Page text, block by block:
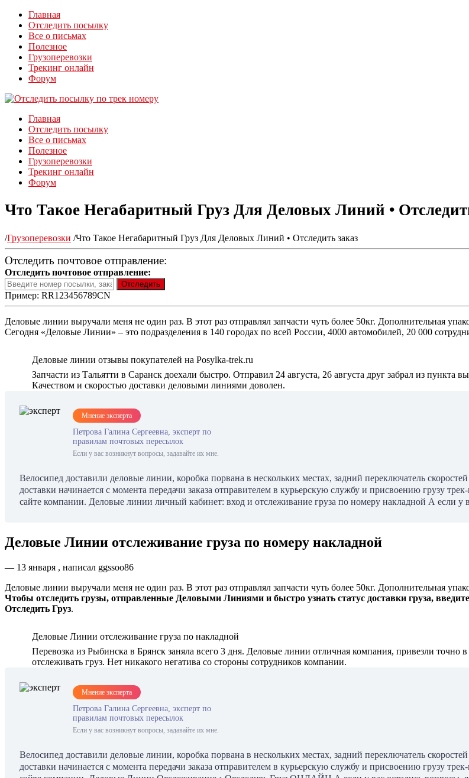
Главная
Отследить посылку
Все о письмах
Полезное
Грузоперевозки
Трекинг онлайн
Форум
Главная
Отследить посылку
Все о письмах
Полезное
Грузоперевозки
Трекинг онлайн
Форум
Что Такое Негабаритный Груз Для Деловых Линий •
/Грузоперевозки /Что Такое Негабаритный Груз Для Деловых Линий • Отследить заказ
Отследить почтовое отправление:
Отследить почтовое отправление:
Пример: RR123456789CN
Деловые линии выручали меня не один раз. В этот раз отправлял запчасти чуть более 50кг. Дополнительная
Сегодня «Деловые Линии» – это подразделения в 140 городах по всей России, 4000 автомобилей, 20 000
Деловые линии отзывы покупателей на Posylka-trek.ru
Запчасти из Тальятти в Саранск доехали быстро. Отправил 24 августа, 26 августа друг забрал из
Качеством и скоростью доставки деловыми линиями доволен.
Мнение эксперта
Петрова Галина Сергеевна, эксперт по
правилам почтовых пересылок
Если у вас возникнут вопросы, задавайте их мне.
Велосипед доставили деловые линии, коробка порвана в нескольких местах, задний переключатель
доставки начинается с момента передачи заказа отправителем в курьерскую службу и присвоению грузу
сайте компании. Деловые линии личный кабинет: вход и отслеживание груза по номеру накладной А если у
Деловые Линии отслеживание груза по номеру накладной
— 13 января , написал ggssoo86
Деловые линии выручали меня не один раз. В этот раз отправлял запчасти чуть более 50кг. Дополнительная
Чтобы отследить грузы, отправленные Деловыми Линиями и быстро узнать статус доставки груза,
Отследить Груз.
Деловые Линии отслеживание груза по накладной
Перевозка из Рыбинска в Брянск заняла всего 3 дня. Деловые линии отличная компания, привезли
отслеживать груз. Нет никакого негатива со стороны сотрудников компании.
Мнение эксперта
Петрова Галина Сергеевна, эксперт по
правилам почтовых пересылок
Если у вас возникнут вопросы, задавайте их мне.
Велосипед доставили деловые линии, коробка порвана в нескольких местах, задний переключатель
доставки начинается с момента передачи заказа отправителем в курьерскую службу и присвоению грузу